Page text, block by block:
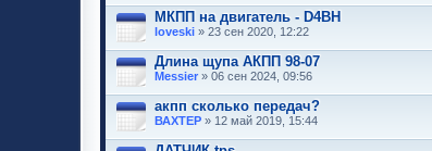
МКПП на двигатель - D4BH
loveski » 23 сен 2020, 12:22
Длина щупа АКПП 98-07
Messier » 06 сен 2024, 09:56
акпп сколько передач?
ВАХТЕР » 12 май 2019, 15:44